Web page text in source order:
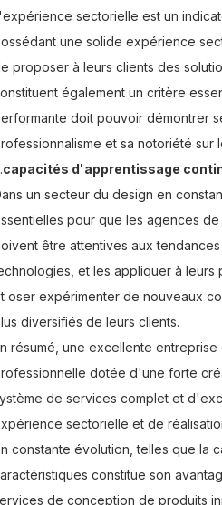
sectorielle est un
une solide expérience
proposer à leurs clients des
également un critère
doit pouvoir démontrer
et sa notoriété sur
capacités d'apprentissage
un secteur du design en
pour que les agences
être attentives aux
et les appliquer à
oser expérimenter de nouveaux
diversifiés de leurs clients.
résumé, une excellente
dotée d'une forte
de services complet et
sectorielle et de
constante évolution, telles que la
constitue son
de conception de produits